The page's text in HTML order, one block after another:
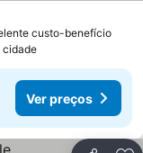
custo-benefício
cidade
Ver preços